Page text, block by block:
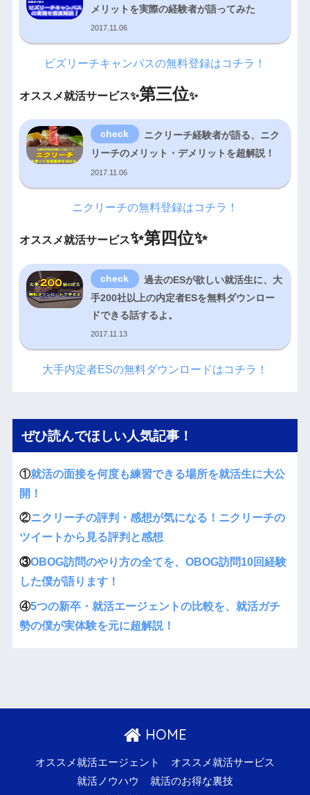
メリットを実際の経験者が語ってみた
2017.11.06
ビズリーチキャンパスの無料登録はコチラ！
オススメ就活サービス✨第三位✨
ニクリーチ経験者が語る、ニク
リーチのメリット・デメリットを超解説！
2017.11.06
ニクリーチの無料登録はコチラ！
オススメ就活サービス✨第四位✨
過去のESが欲しい就活生に、大
手200社以上の内定者ESを無料ダウンロー
ドできる話するよ。
2017.11.13
大手内定者ESの無料ダウンロードはコチラ！
ぜひ読んでほしい人気記事！
①就活の面接を何度も練習できる場所を就活生に大公
開！
②ニクリーチの評判・感想が気になる！ニクリーチの
ツイートから見る評判と感想
③OBOG訪問のやり方の全てを、OBOG訪問10回経験
した僕が語ります！
④5つの新卒・就活エージェントの比較を、就活ガチ
勢の僕が実体験を元に超解説！
HOME
オススメ就活エージェント
オススメ就活サービス
就活ノウハウ
就活のお得な裏技